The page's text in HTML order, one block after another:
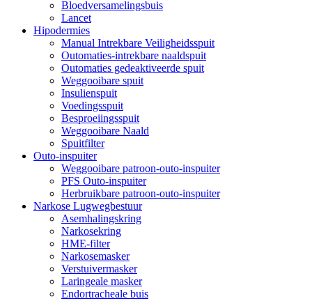
Bloedversamelingsbuis
Lancet
Hipodermies
Manual Intrekbare Veiligheidsspuit
Outomaties-intrekbare naaldspuit
Outomaties gedeaktiveerde spuit
Weggooibare spuit
Insulienspuit
Voedingsspuit
Besproeiingsspuit
Weggooibare Naald
Spuitfilter
Outo-inspuiter
Weggooibare patroon-outo-inspuiter
PFS Outo-inspuiter
Herbruikbare patroon-outo-inspuiter
Narkose Lugwegbestuur
Asemhalingskring
Narkosekring
HME-filter
Narkosemasker
Verstuivermasker
Laringeale masker
Endortracheale buis